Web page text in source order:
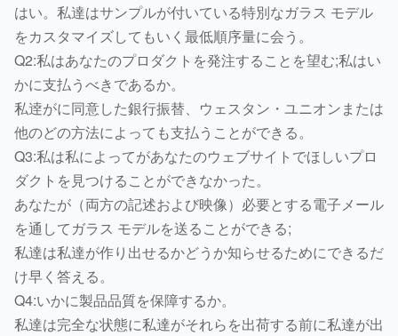
はい。私達はサンプルが付いている特別なガラス モデル
をカスタマイズしてもいく最低順序量に会う。
Q2:私はあなたのプロダクトを発注することを望む;私はい
かに支払うべきであるか。
私逹がに同意した銀行振替、ウェスタン・ユニオンまたは
他のどの方法によっても支払うことができる。
Q3:私は私によってがあなたのウェブサイトでほしいプロ
ダクトを見つけることができなかった。
あなたが（両方の記述および映像）必要とする電子メール
を通してガラス モデルを送ることができる;
私達は私達が作り出せるかどうか知らせるためにできるだ
け早く答える。
Q4:いかに製品品質を保障するか。
私達は完全な状態に私達がそれらを出荷する前に私達が出